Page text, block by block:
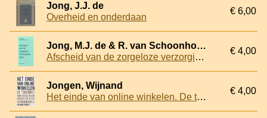
Jong, J.J. de
Overheid en onderdaan
€ 6,00
Jong, M.J. de & R. van Schoonhoven
Afscheid van de zorgeloze verzorgingsstaat
€ 4,00
Jongen, Wijnand
Het einde van online winkelen. De toekomst van retail die in een wereld altijd verbonden is
€ 4,00